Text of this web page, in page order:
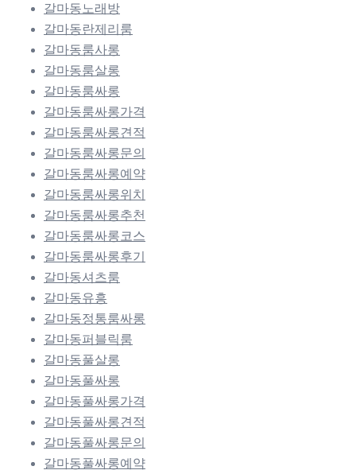
갈마동노래방
갈마동란제리룸
갈마동룸사롱
갈마동룸살롱
갈마동룸싸롱
갈마동룸싸롱가격
갈마동룸싸롱견적
갈마동룸싸롱문의
갈마동룸싸롱예약
갈마동룸싸롱위치
갈마동룸싸롱추천
갈마동룸싸롱코스
갈마동룸싸롱후기
갈마동셔츠룸
갈마동유흥
갈마동정통룸싸롱
갈마동퍼블릭룸
갈마동풀살롱
갈마동풀싸롱
갈마동풀싸롱가격
갈마동풀싸롱견적
갈마동풀싸롱문의
갈마동풀싸롱예약